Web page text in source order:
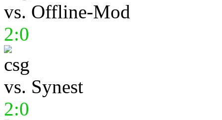
vs. Offline-Mod
2:0
vs. Synest
2:0